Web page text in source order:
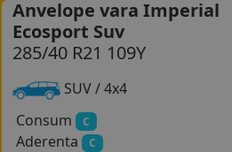
Anvelope vara Imperial
Ecosport Suv
285/40 R21 109Y
SUV / 4x4
Consum
C
Aderenta C